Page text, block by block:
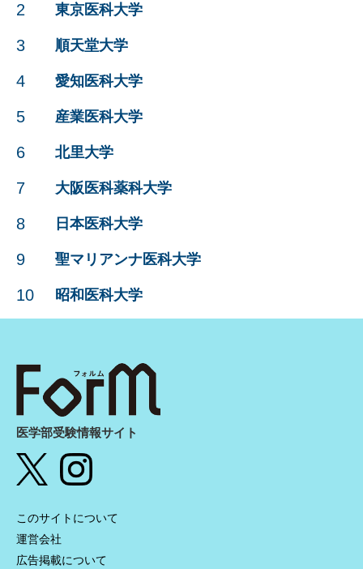
2 東京医科大学
3 順天堂大学
4 愛知医科大学
5 産業医科大学
6 北里大学
7 大阪医科薬科大学
8 日本医科大学
9 聖マリアンナ医科大学
10 昭和医科大学
医学部受験情報サイト
このサイトについて
運営会社
広告掲載について